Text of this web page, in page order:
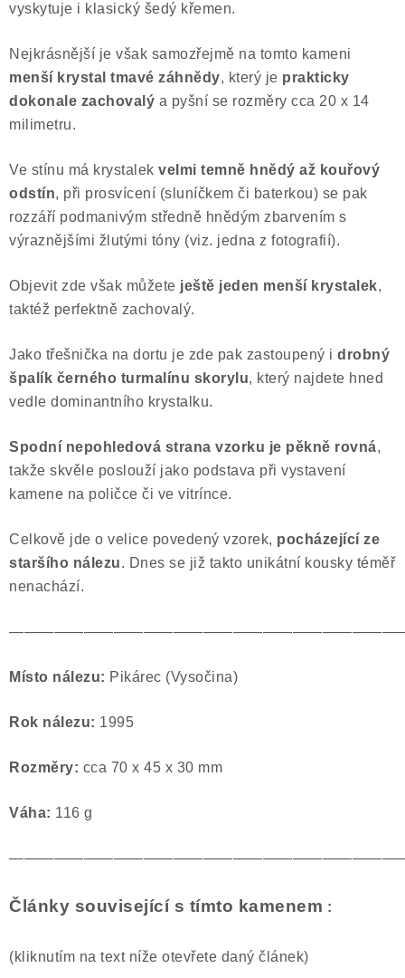
vyskytuje i klasický šedý křemen.
Nejkrásnější je však samozřejmě na tomto kameni
menší krystal tmavé záhnědy, který je prakticky
dokonale zachovalý a pyšní se rozměry cca 20 x 14
milimetru.
Ve stínu má krystalek velmi temně hnědý až kouřový
odstín, při prosvícení (sluníčkem či baterkou) se pak
rozzáří podmanivým středně hnědým zbarvením s
výraznějšími žlutými tóny (viz. jedna z fotografií).
Objevit zde však můžete ještě jeden menší krystalek,
taktéž perfektně zachovalý.
Jako třešnička na dortu je zde pak zastoupený i drobný
špalík černého turmalínu skorylu, který najdete hned
vedle dominantního krystalku.
Spodní nepohledová strana vzorku je pěkně rovná,
takže skvěle poslouží jako podstava při vystavení
kamene na poličce či ve vitrínce.
Celkově jde o velice povedený vzorek, pocházející ze
staršího nálezu. Dnes se již takto unikátní kousky téměř
nenachází.
Místo nálezu: Pikárec (Vysočina)
Rok nálezu: 1995
Rozměry: cca 70 x 45 x 30 mm
Váha: 116 g
Články související s tímto kamenem :
(kliknutím na text níže otevřete daný článek)